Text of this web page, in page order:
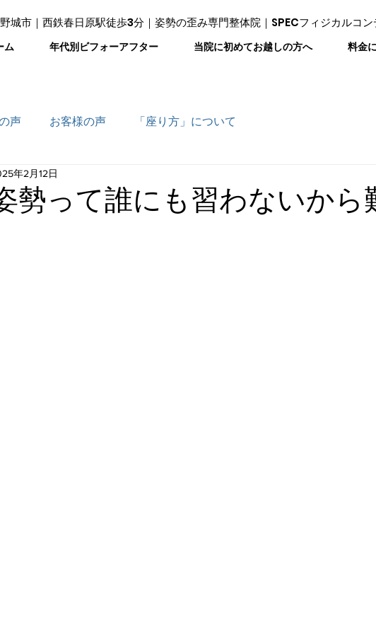
城市｜西鉄春日原駅徒歩3分｜姿勢の歪み専門整体院｜SPECフィジカルコ
ム 年代別ビフォーアフター 当院に初めてお越しの方へ 料金
声 お客様の声 「座り方」について
勢って誰にも習わないから
年2月12日